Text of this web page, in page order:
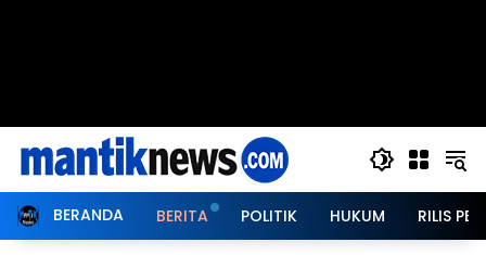
BERANDA BERITA POLITIK HUKUM RILIS